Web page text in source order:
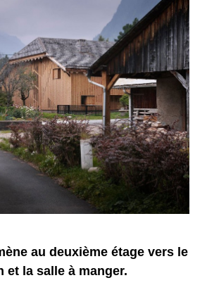
au deuxième étage vers le
et la salle à manger.